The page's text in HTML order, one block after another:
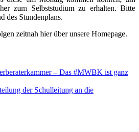
zum Selbststudium zu erhalten. Bitte
des Stundenplans.
zeitnah hier über unsere Homepage.
– Das #MWBK ist ganz
der Schulleitung an die